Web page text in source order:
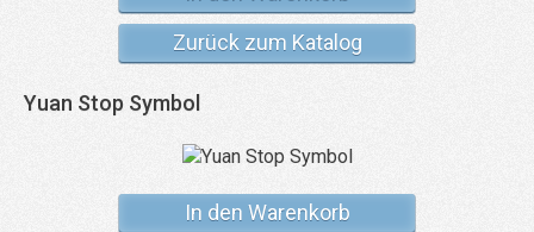
Zurück zum Katalog
Yuan Stop Symbol
In den Warenkorb